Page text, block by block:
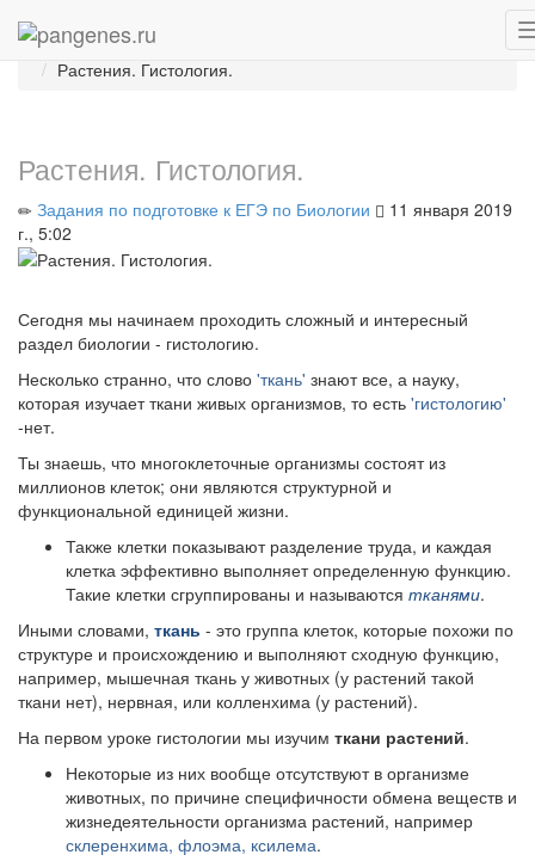
Главная
Задания по подготовке к ЕГЭ по Биологии
Растения. Гистология.
Растения. Гистология.
Задания по подготовке к ЕГЭ по Биологии
11 января 2019
г., 5:02
Сегодня мы начинаем проходить сложный и интересный
раздел биологии - гистологию.
Несколько странно, что слово 'ткань' знают все, а науку,
которая изучает ткани живых организмов, то есть 'гистологию'
-нет.
Ты знаешь, что многоклеточные организмы состоят из
миллионов клеток; они являются структурной и
функциональной единицей жизни.
Также клетки показывают разделение труда, и каждая
клетка эффективно выполняет определенную функцию.
Такие клетки сгруппированы и называются тканями.
Иными словами, ткань - это группа клеток, которые похожи по
структуре и происхождению и выполняют сходную функцию,
например, мышечная ткань у животных (у растений такой
ткани нет), нервная, или колленхима (у растений).
На первом уроке гистологии мы изучим ткани растений.
Некоторые из них вообще отсутствуют в организме
животных, по причине специфичности обмена веществ и
жизнедеятельности организма растений, например
склеренхима, флоэма, ксилема.